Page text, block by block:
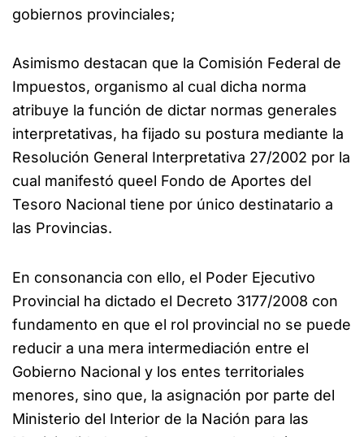
gobiernos provinciales;
Asimismo destacan que la Comisión Federal de
Impuestos, organismo al cual dicha norma
atribuye la función de dictar normas generales
interpretativas, ha fijado su postura mediante la
Resolución General Interpretativa 27/2002 por la
cual manifestó queel Fondo de Aportes del
Tesoro Nacional tiene por único destinatario a
las Provincias.
En consonancia con ello, el Poder Ejecutivo
Provincial ha dictado el Decreto 3177/2008 con
fundamento en que el rol provincial no se puede
reducir a una mera intermediación entre el
Gobierno Nacional y los entes territoriales
menores, sino que, la asignación por parte del
Ministerio del Interior de la Nación para las